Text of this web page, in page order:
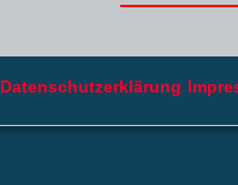
Datenschutzerklärung